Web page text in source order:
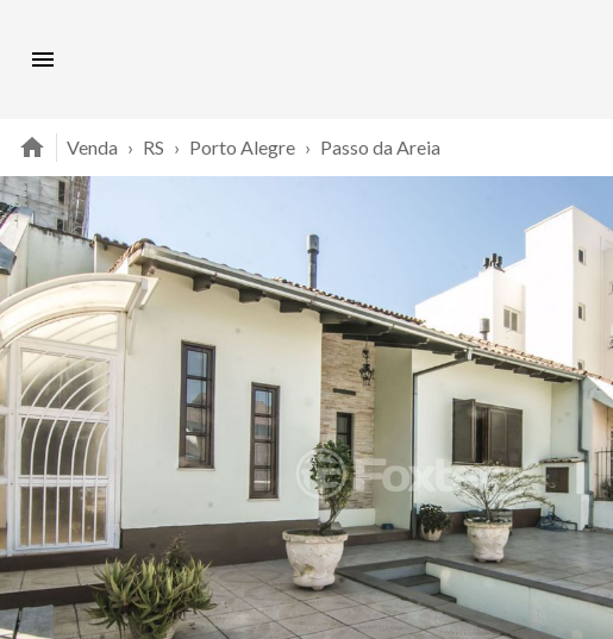
Venda › RS › Porto Alegre › Passo da Areia